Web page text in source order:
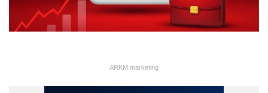
ARKM.marketing